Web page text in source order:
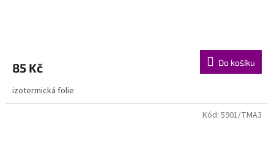
85 Kč Do košíku
izotermická folie
Kód: 5901/TMA3